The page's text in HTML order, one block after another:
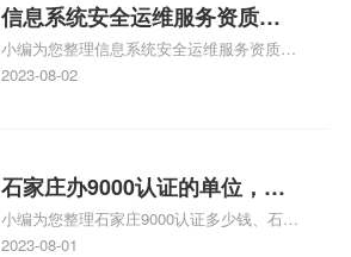
信息系统安全运维服务资质二
级费用，信息系统安全运维服
务资质二级
小编为您整理信息系统安全运维服务资质认
证证书机构有哪些、安全运维服务资质的费
体系认证知识，详情可查看下方正文！
2023-08-02
石家庄办9000认证的单位，石
家庄9000认证的公司
小编为您整理石家庄9000认证多少钱、石家
庄9000认证价格多少钱、石家庄9000认证
2023-08-01